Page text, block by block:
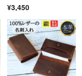
¥3,450